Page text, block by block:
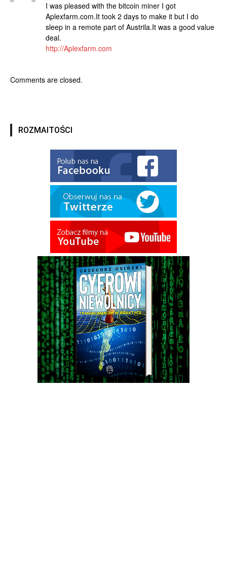
I was pleased with the bitcoin miner I got
Aplexfarm.com.It took 2 days to make it but I do
sleep in a remote part of Austrila.It was a good value
deal.
http://Aplexfarm.com
Comments are closed.
ROZMAITOŚCI